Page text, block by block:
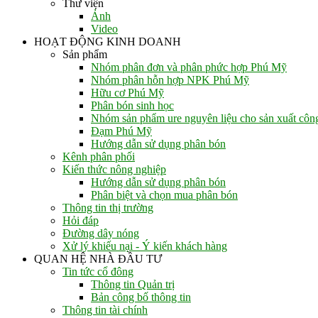
Thư viện
Ảnh
Video
HOẠT ĐỘNG KINH DOANH
Sản phẩm
Nhóm phân đơn và phân phức hợp Phú Mỹ
Nhóm phân hỗn hợp NPK Phú Mỹ
Hữu cơ Phú Mỹ
Phân bón sinh học
Nhóm sản phẩm ure nguyên liệu cho sản xuất
Đạm Phú Mỹ
Hướng dẫn sử dụng phân bón
Kênh phân phối
Kiến thức nông nghiệp
Hướng dẫn sử dụng phân bón
Phân biệt và chọn mua phân bón
Thông tin thị trường
Hỏi đáp
Đường dây nóng
Xử lý khiếu nại - Ý kiến khách hàng
QUAN HỆ NHÀ ĐẦU TƯ
Tin tức cổ đông
Thông tin Quản trị
Bản công bố thông tin
Thông tin tài chính